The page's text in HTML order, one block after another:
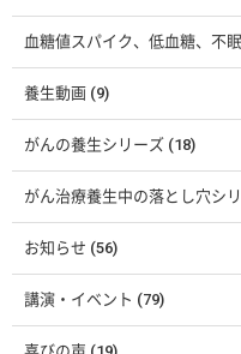
血糖値スパイク、低血糖、不
養生動画 (9)
がんの養生シリーズ (18)
がん治療養生中の落とし穴シ
お知らせ (56)
講演・イベント (79)